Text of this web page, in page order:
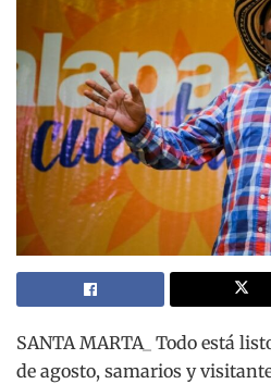
SANTA MARTA_ Todo está
de agosto, samarios y